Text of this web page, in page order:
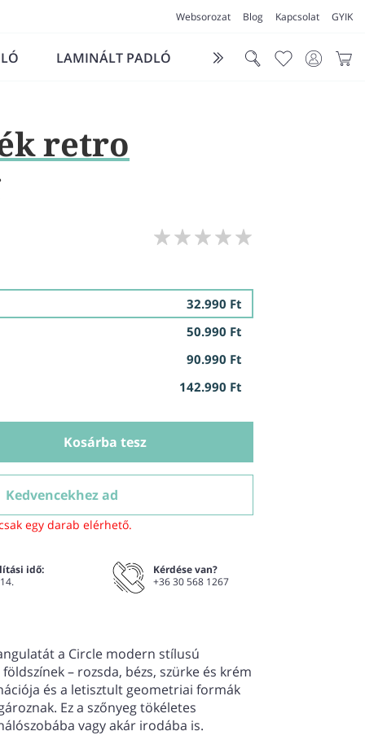
Websorozat Blog Kapcsolat GYIK
LAMINÁLT PADLÓ FUTÓSZŐNYEG
retro
32.990 Ft
50.990 Ft
90.990 Ft
142.990 Ft
Kosárba tesz
Kedvencekhez ad
egy darab elérhető.
idő:
Kérdése van?
+36 30 568 1267
a Circle modern stílusú
– rozsda, bézs, szürke és krém
és a letisztult geometriai formák
Ez a szőnyeg tökéletes
vagy akár irodába is.